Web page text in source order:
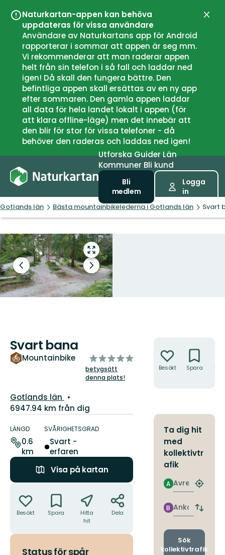
Naturkartan-appen kan behöva
uppdateras för vissa användare
Användare av Naturkartans app för Android
rapporterar i sommar att appen är seg mm.
Vi rekommenderar att man raderar appen
helt från sin telefon i så fall och laddar ned
igen! Då skall den fungera bättre. Den
befintliga appen skall ersättas av en ny app
efter sommaren. Den gamla appen laddar
all data för hela landet lokalt i appen (för
att klara offline-läge) men det innebär att
den blir för stor för vissa telefoner - då
behöver den raderas och laddas ned igen!
UtforskaGuiderLän
Kommuner Bli kund
Bli
medlem
Logga
in
Gotlands län Bästa mountainbikelederna i Gotlands län Svart
Gå
till
helskärmsläge
Föregående
bild
Nästa
bildspel
Svart bana
Mountainbike
av
5
stjärnor
betygsätt
denna plats!
Län:
Gotlands län
6947.94 km från dig
om
leden
LÄNGD
0.6
km
SVÅRIGHETSGRAD
Svart -
erfaren
Visa på kartan
Besökt Spara
Hitta
hit
Dela
Status för spår
Besökt Spara
Ta dig hit
med
kollektivtr
afik
Avresa
A
Hitta
Ankomst
B
Byt
och
Sök
kollektivtrafik